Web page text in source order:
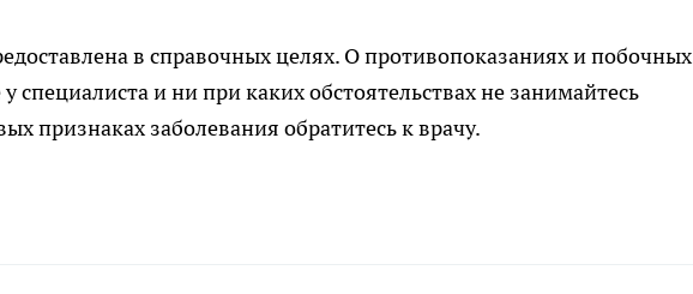
в справочных целях. О противопоказаниях и побочных
специалиста и ни при каких обстоятельствах не занимайтесь
признаках заболевания обратитесь к врачу.